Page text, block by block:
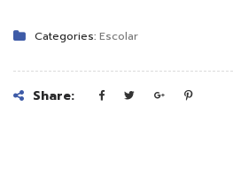
Categories: Escolar
Share: